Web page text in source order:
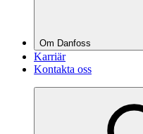
Om Danfoss
Karriär
Kontakta oss